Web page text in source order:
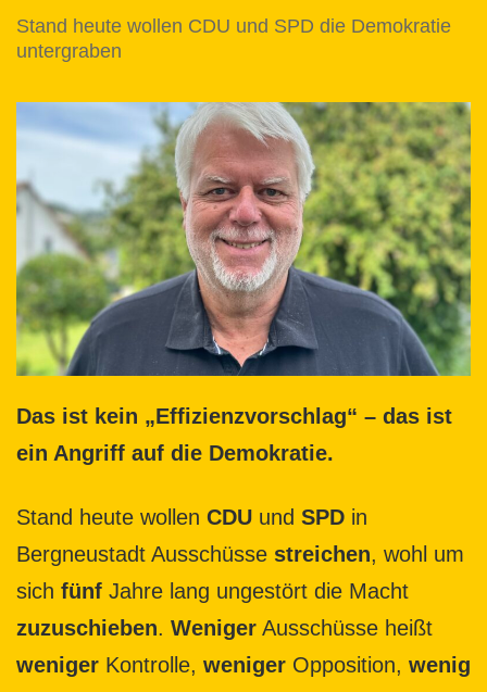
Stand heute wollen CDU und SPD die Demokratie
untergraben
Das ist kein „Effizienzvorschlag“ – das ist
ein Angriff auf die Demokratie.
Stand heute wollen CDU und SPD in
Bergneustadt Ausschüsse streichen, wohl um
sich fünf Jahre lang ungestört die Macht
zuzuschieben. Weniger Ausschüsse heißt
weniger Kontrolle, weniger Opposition, wenig